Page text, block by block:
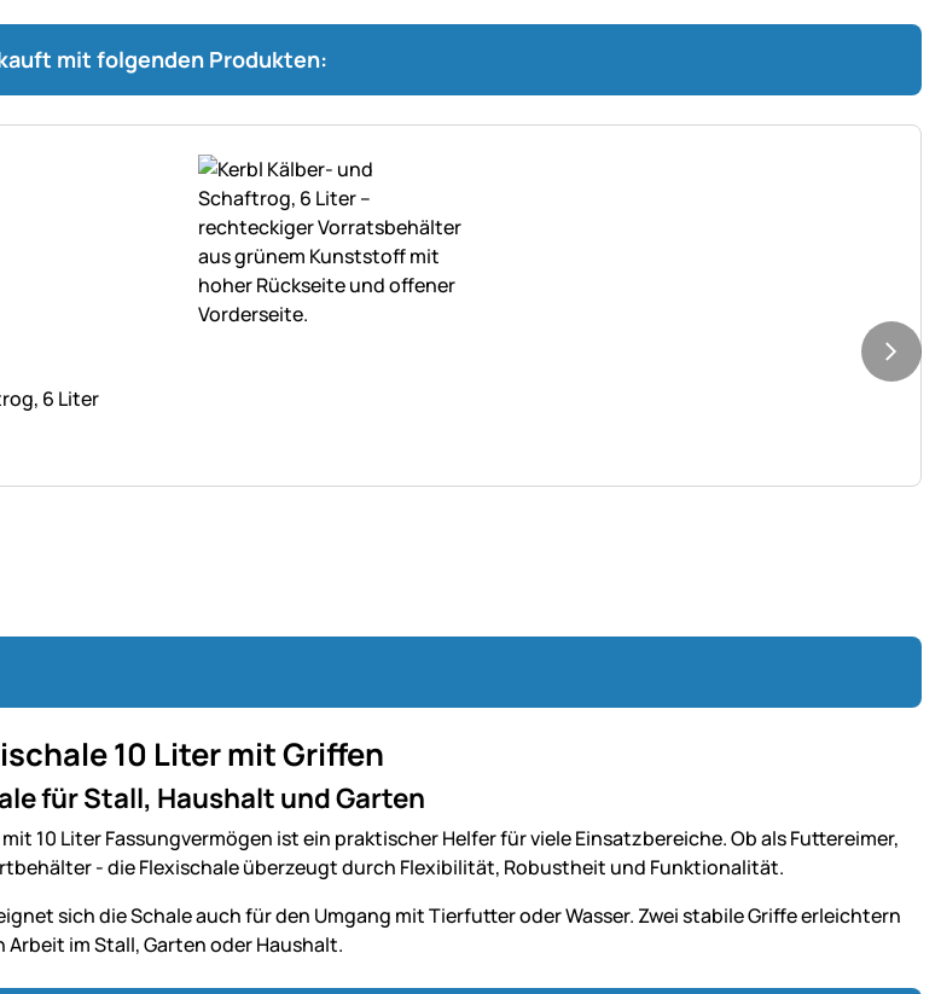
mit folgenden Produkten:
6 Liter
10 Liter mit Griffen
für Stall, Haushalt und Garten
10 Liter Fassungvermögen ist ein praktischer Helfer für viele Einsatzbereiche. Ob als Futtereimer,
- die Flexischale überzeugt durch Flexibilität, Robustheit und Funktionalität.
sich die Schale auch für den Umgang mit Tierfutter oder Wasser. Zwei stabile Griffe erleichtern
im Stall, Garten oder Haushalt.